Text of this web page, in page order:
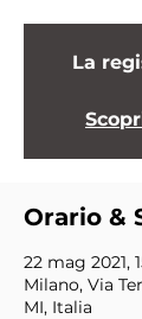
La
Orario &
22 mag 2021,
Milano, Via
MI, Italia